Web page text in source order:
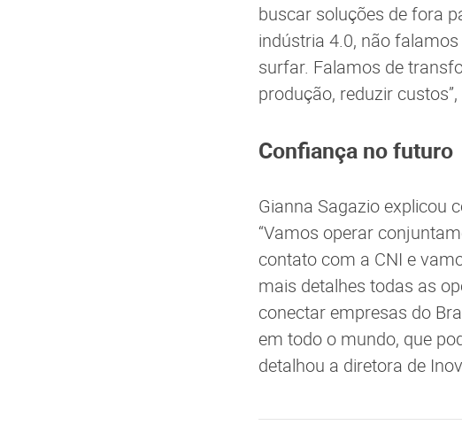
buscar soluções de fora
indústria 4.0, não
surfar. Falamos de
produção, reduzir
Confiança no futuro
Gianna Sagazio explicou
“Vamos operar
contato com a CNI e
mais detalhes todas as
conectar empresas do
em todo o mundo, que
detalhou a diretora de